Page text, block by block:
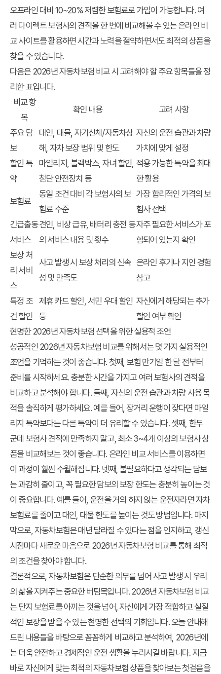
오프라인 대비 10~20% 저렴한 보험료로 가입이 가능합니다. 여
러 다이렉트 보험사의 견적을 한 번에 비교해볼 수 있는 온라인 비
교 사이트를 활용하면 시간과 노력을 절약하면서도 최적의 상품을
찾을 수 있습니다.
다음은 2026년 자동차보험 비교 시 고려해야 할 주요 항목들을 정
리한 표입니다.
비교 항
목
확인 내용 고려 사항
주요 담
보
대인, 대물, 자기신체/자동차상
해, 자차 보장 범위 및 한도
자신의 운전 습관과 차량
가치에 맞게 설정
할인 특
약
마일리지, 블랙박스, 자녀 할인,
첨단 안전장치 등
적용 가능한 특약을 최대
한 활용
보험료
동일 조건 대비 각 보험사의 보
험료 수준
가장 합리적인 가격의 보
험사 선택
긴급출동
서비스
견인, 비상 급유, 배터리 충전 등
의 서비스 내용 및 횟수
자주 필요한 서비스가 포
함되어 있는지 확인
보상 처
리 서비
스
사고 발생 시 보상 처리의 신속
성 및 만족도
온라인 후기나 지인 경험
참고
특정 조
건 할인
제휴 카드 할인, 서민 우대 할인
등
자신에게 해당되는 추가
할인 여부 확인
현명한 2026년 자동차보험 선택을 위한 실용적 조언
성공적인 2026년 자동차보험 비교를 위해서는 몇 가지 실용적인
조언을 기억하는 것이 좋습니다. 첫째, 보험 만기일 한 달 전부터
준비를 시작하세요. 충분한 시간을 가지고 여러 보험사의 견적을
비교하고 분석해야 합니다. 둘째, 자신의 운전 습관과 차량 사용 목
적을 솔직하게 평가하세요. 예를 들어, 장거리 운행이 잦다면 마일
리지 특약보다는 다른 특약이 더 유리할 수 있습니다. 셋째, 한두
군데 보험사 견적에 만족하지 말고, 최소 3~4개 이상의 보험사 상
품을 비교해보는 것이 좋습니다. 온라인 비교 서비스를 이용하면
이 과정이 훨씬 수월해집니다. 넷째, 불필요하다고 생각되는 담보
는 과감히 줄이고, 꼭 필요한 담보의 보장 한도는 충분히 높이는 것
이 중요합니다. 예를 들어, 운전을 거의 하지 않는 운전자라면 자차
보험료를 줄이고 대인, 대물 한도를 높이는 것도 방법입니다. 마지
막으로, 자동차보험은 매년 달라질 수 있다는 점을 인지하고, 갱신
시점마다 새로운 마음으로 2026년 자동차보험 비교를 통해 최적
의 조건을 찾아야 합니다.
결론적으로, 자동차보험은 단순한 의무를 넘어 사고 발생 시 우리
의 삶을 지켜주는 중요한 버팀목입니다. 2026년 자동차보험 비교
는 단지 보험료를 아끼는 것을 넘어, 자신에게 가장 적합하고 실질
적인 보장을 받을 수 있는 현명한 선택의 기회입니다. 오늘 안내해
드린 내용들을 바탕으로 꼼꼼하게 비교하고 분석하여, 2026년에
는 더욱 안전하고 경제적인 운전 생활을 누리시길 바랍니다. 지금
바로 자신에게 맞는 최적의 자동차보험 상품을 찾아보는 첫걸음을